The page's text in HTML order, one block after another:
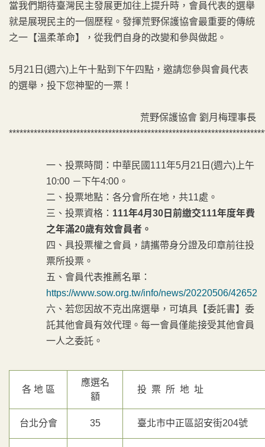
當我們期待臺灣民主發展更加往上提升時，會員代表的選舉
就是展現民主的一個歷程。發揮荒野保護協會最重要的傳統
之一【溫柔革命】，從我們自身的改變和參與做起。
5月21日(週六)上午十點到下午四點，邀請您參與會員代表
的選舉，投下您神聖的一票！
荒野保護協會 劉月梅理事長
一、投票時間：中華民國111年5月21日(週六)上午
10:00 －下午4:00。
二、投票地點：各分會所在地，共11處。
三、投票資格： 111年4月30 日前繳交111年度年費
之年滿20歲有效會員者。
四、具投票權之會員，請攜帶身分證及印章前往投
票所投票。
五、會員代表推薦名單：
https://www.sow.org.tw/info/news/20220506/42652
六、若您因故不克出席選舉，可填具【委託書】委
託其他會員有效代理。每一會員僅能接受其他會員
一人之委託。
各 地 區
應選名
額
投 票 所 地 址
台北分會 35 臺北市中正區詔安街204號